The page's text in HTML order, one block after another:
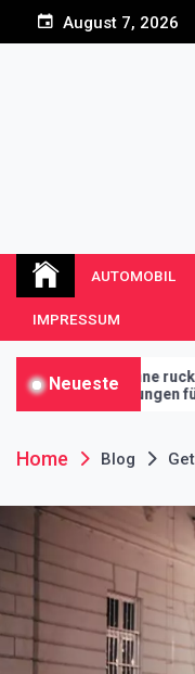
August 7, 2026
Bolltone
AUTOMOBIL
IMPRESSUM
Neueste
ruckeln: professionelle
für anspruchsvolle
Home Blog